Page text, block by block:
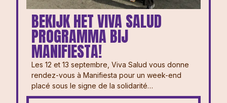
BEKIJK HET VIVA SALUD
PROGRAMMA BIJ
MANIFIESTA!
Les 12 et 13 septembre, Viva Salud vous donne
rendez-vous à Manifiesta pour un week-end
placé sous le signe de la solidarité…